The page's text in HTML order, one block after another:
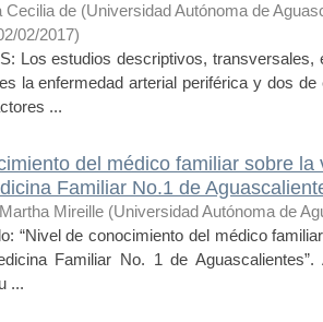
Cecilia de (Universidad Autónoma de
02/2017)
Los estudios descriptivos, transversales,
la enfermedad arterial periférica y dos
...
del médico familiar sobre
Familiar No.1 de
Mireille (Universidad Autónoma de
“Nivel de conocimiento del médico
Familiar No. 1 de
...